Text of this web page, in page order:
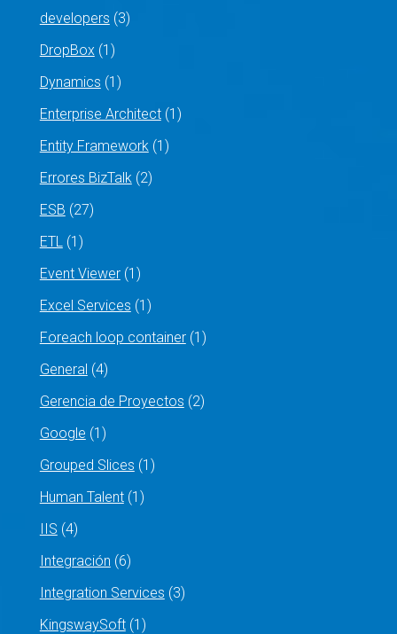
developers (3)
DropBox(1)
Dynamics (1)
Enterprise Architect(1)
Entity Framework(1)
Errores BizTalk(2)
ESB (27)
ETL(1)
Event Viewer(1)
Excel Services (1)
Foreach loop container(1)
General (4)
Gerencia de Proyectos (2)
Google (1)
Grouped Slices (1)
Human Talent(1)
IIS (4)
Integración (6)
Integration Services (3)
KingswaySoft(1)